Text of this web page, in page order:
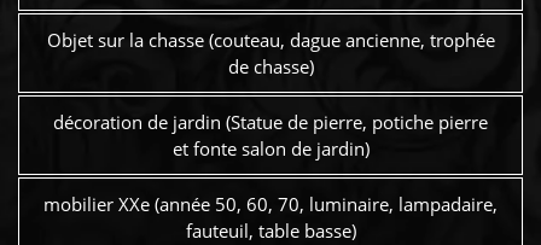
Objet sur la chasse (couteau, dague ancienne, trophée
de chasse)
décoration de jardin (Statue de pierre, potiche pierre
et fonte salon de jardin)
mobilier XXe (année 50, 60, 70, luminaire, lampadaire,
fauteuil, table basse)